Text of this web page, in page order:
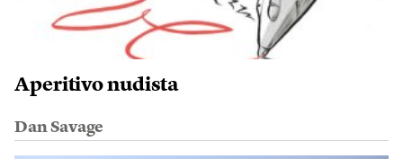
Aperitivo nudista
Dan Savage